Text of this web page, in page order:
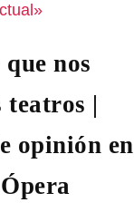
nos
teatros |
opinión en